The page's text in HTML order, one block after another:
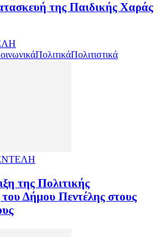
της Παιδικής Χαράς
ΠολιτικάΠολιτιστικά
της Πολιτικής
Δήμου Πεντέλης στους